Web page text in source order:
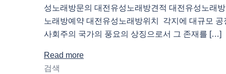
성노래방문의 대전유성노래방견적 대전유성노래
노래방예약 대전유성노래방위치 각지에 대규모 공
사회주의 국가의 풍요의 상징으로서 그 존재를 […]
Read more
검색